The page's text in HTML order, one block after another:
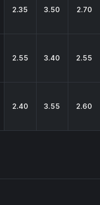
2.35 3.50 2.70
2.55 3.40 2.55
2.40 3.55 2.60